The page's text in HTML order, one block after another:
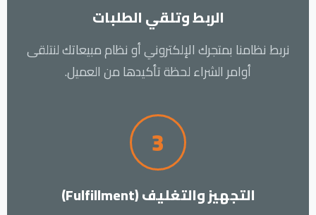
الربط وتلقي الطلبات
نربط نظامنا بمتجرك الإلكتروني أو نظام مبيعاتك لنتلقى
أوامر الشراء لحظة تأكيدها من العميل.
3
التجهيز والتغليف (Fulfillment)